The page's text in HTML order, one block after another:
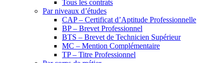
Tous les contrats
Par niveaux d’études
CAP – Certificat d’Aptitude Professionnelle
BP – Brevet Professionnel
BTS – Brevet de Technicien Supérieur
MC – Mention Complémentaire
TP – Titre Professionnel